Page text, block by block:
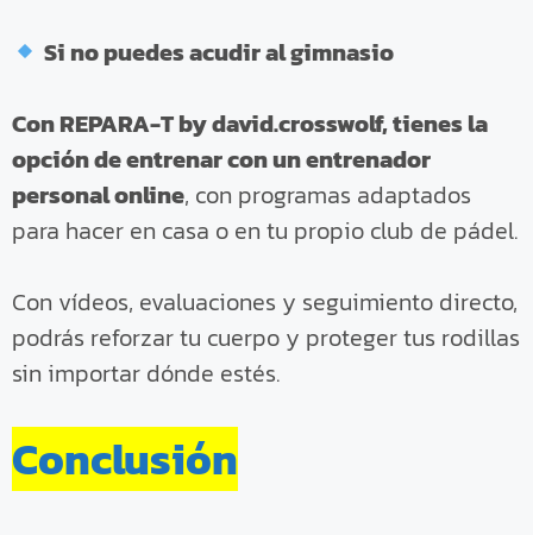
Si no puedes acudir al gimnasio
Con REPARA-T by david.crosswolf, tienes la
opción de entrenar con un entrenador
personal online, con programas adaptados
para hacer en casa o en tu propio club de pádel.
Con vídeos, evaluaciones y seguimiento directo,
podrás reforzar tu cuerpo y proteger tus rodillas
sin importar dónde estés.
Conclusión